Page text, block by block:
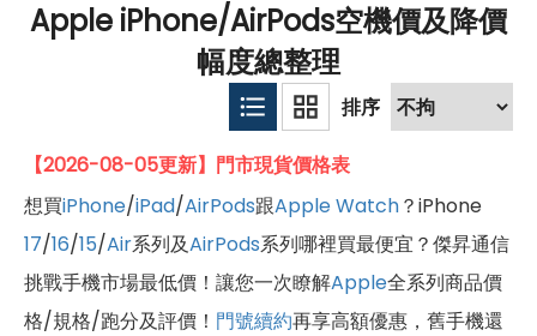
Apple iPhone/AirPods空機價及降價
幅度總整理
【2026-08-05更新】門市現貨價格表
想買iPhone/iPad/AirPods跟Apple Watch？iPhone
17/16/15/Air系列及AirPods系列哪裡買最便宜？傑昇通信
挑戰手機市場最低價！讓您一次瞭解Apple全系列商品價
格/規格/跑分及評價！ 門號續約再享高額優惠，舊手機還